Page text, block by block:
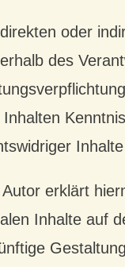
oder
des
Inhalten
Autor erklärt
Inhalte auf